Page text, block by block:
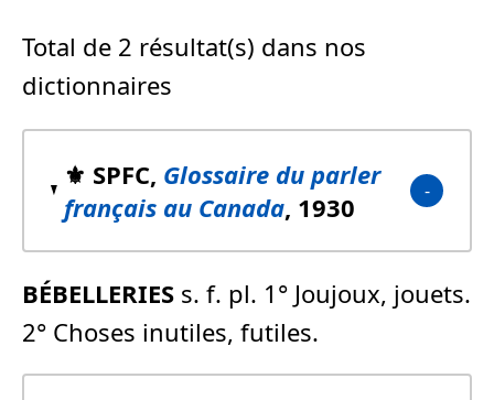
Total de 2 résultat(s) dans nos
dictionnaires
⚜️ SPFC, Glossaire du parler
français au Canada, 1930
BÉBELLERIES s. f. pl. 1° Joujoux, jouets.
2° Choses inutiles, futiles.